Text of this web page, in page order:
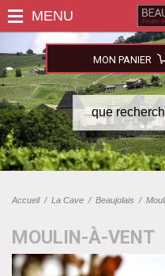
MON PANIER
Accueil/ La Cave / Beaujolais /
MOULIN-À-VENT